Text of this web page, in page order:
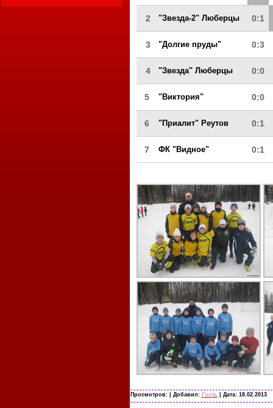
2 "Звезда-2" Люберцы 0:1
3 "Долгие пруды" 0:3
4 "Звезда" Люберцы 0:0
5 "Виктория" 0:0
6 "Приалит" Реутов 0:1
7 ФК "Видное" 0:1
Просмотров: | Добавил: Гость | Дата: 18.02.2013